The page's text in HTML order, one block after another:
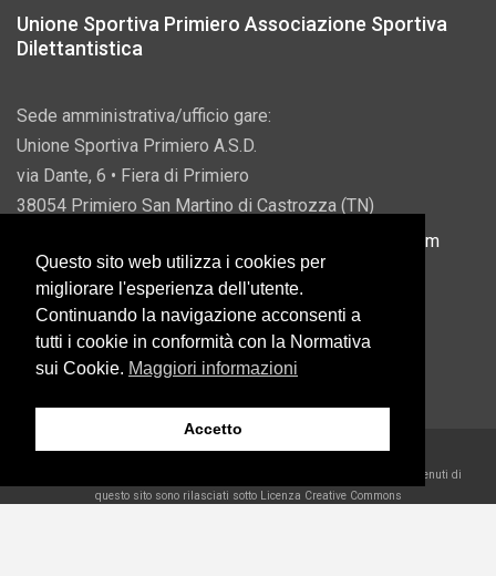
Unione Sportiva Primiero Associazione Sportiva
Dilettantistica
Sede amministrativa/ufficio gare:
Unione Sportiva Primiero A.S.D.
via Dante, 6 • Fiera di Primiero
38054 Primiero San Martino di Castrozza (TN)
info@usprimiero.com
Vantaggi da Pubblica Amministrazione
Eccetto dove diversamente specificato, i contenuti di
questo sito sono rilasciati sotto Licenza Creative Commons
Questo sito web utilizza i cookies per
migliorare l'esperienza dell'utente.
Continuando la navigazione acconsenti a
tutti i cookie in conformità con la Normativa
sui Cookie. Maggiori informazioni
Accetto